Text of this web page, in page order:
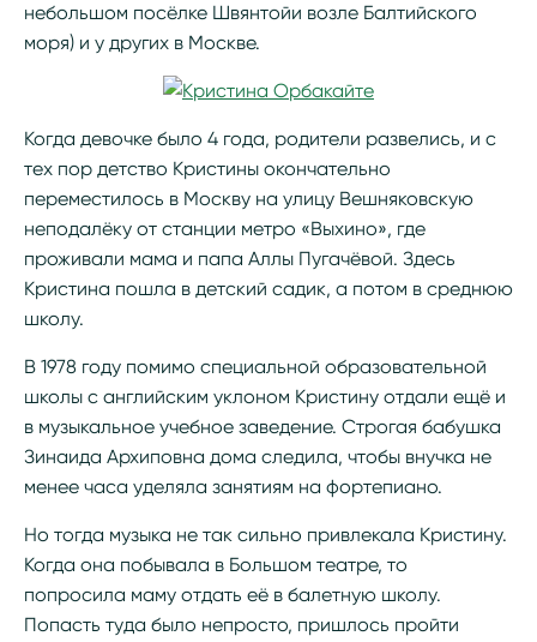
небольшом посёлке Швянтойи возле Балтийского
моря) и у других в Москве.
Когда девочке было 4 года, родители развелись, и с
тех пор детство Кристины окончательно
переместилось в Москву на улицу Вешняковскую
неподалёку от станции метро «Выхино», где
проживали мама и папа Аллы Пугачёвой. Здесь
Кристина пошла в детский садик, а потом в среднюю
школу.
В 1978 году помимо специальной образовательной
школы с английским уклоном Кристину отдали ещё и
в музыкальное учебное заведение. Строгая бабушка
Зинаида Архиповна дома следила, чтобы внучка не
менее часа уделяла занятиям на фортепиано.
Но тогда музыка не так сильно привлекала Кристину.
Когда она побывала в Большом театре, то
попросила маму отдать её в балетную школу.
Попасть туда было непросто, пришлось пройти